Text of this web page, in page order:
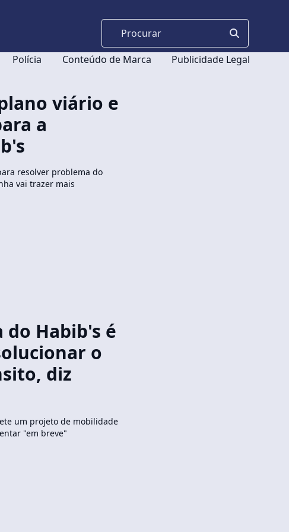
Polícia Conteúdo de Marca Publicidade Legal
viário e
a
resolver problema do
vai trazer mais
Habib's é
o
diz
um projeto de mobilidade
"em breve"